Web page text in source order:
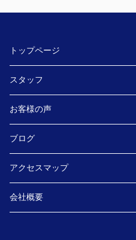
トップページ
スタッフ
お客様の声
ブログ
アクセスマップ
会社概要